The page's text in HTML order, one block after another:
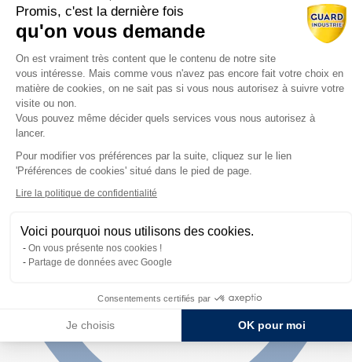
Ressources
Documents techniques
Vidéos
Promis, c'est la dernière fois
qu'on vous demande
Plateforme de Gestion du
On est vraiment très content que le contenu de notre site
vous intéresse. Mais comme vous n'avez pas encore fait votre choix en
matière de cookies, on ne sait pas si vous nous autorisez à suivre votre
visite ou non.
Vous pouvez même décider quels services vous nous autorisez à
lancer.
Pour modifier vos préférences par la suite, cliquez sur le lien
'Préférences de cookies' situé dans le pied de page.
Lire la politique de confidentialité
Voici pourquoi nous utilisons des cookies.
On vous présente nos cookies !
Partage de données avec Google
Consentements certifiés par
Je choisis OK pour moi
Axeptio consent